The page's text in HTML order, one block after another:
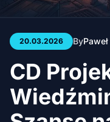
20.03.2026 By
CD